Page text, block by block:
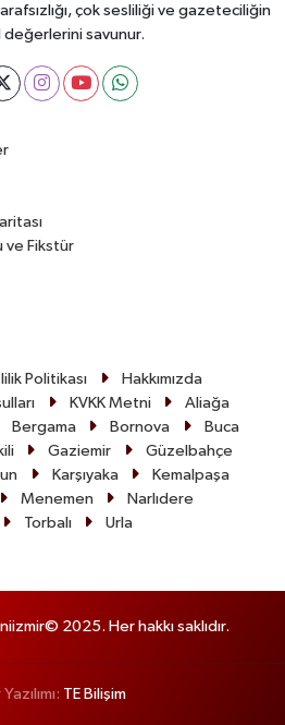
çok sesliliği ve gazeteciliğin
savunur.
ve Fikstür
Politikası
Hakkımızda
KVKK Metni
Aliağa
Bergama Bornova
Buca
Gaziemir
Güzelbahçe
Karşıyaka
Kemalpaşa
Menemen
Narlıdere
Torbalı Urla
2025. Her hakkı saklıdır.
TE Bilişim